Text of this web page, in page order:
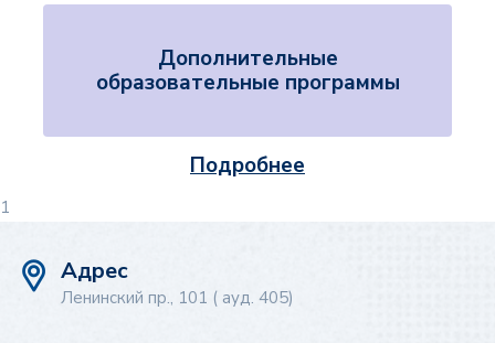
Дополнительные
образовательные программы
Подробнее
1
Адрес
Ленинский пр., 101 ( ауд. 405)